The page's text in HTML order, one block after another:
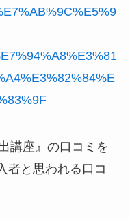
講座』の口コミを
者と思われる口コ